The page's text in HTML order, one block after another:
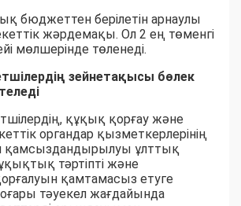
бюджеттен берілетін арнаулы
жәрдемақы. Ол 2 ең төменгі
мөлшерінде төленеді.
зейнетақысы бөлек
құқық қорғау және
органдар қызметкерлерінің
қамсыздандырылуы ұлттық
тәртіпті және
қамтамасыз етуге
тәуекел жағдайында